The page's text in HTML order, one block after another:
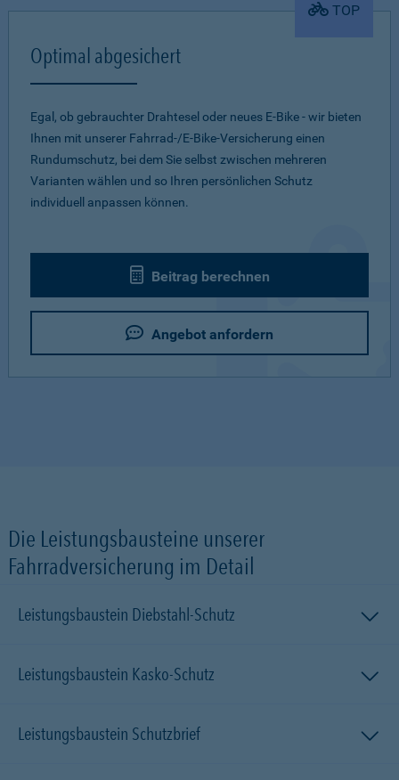
TOP
Optimal abgesichert
Egal, ob gebrauchter Drahtesel oder neues E-Bike - wir bieten
Ihnen mit unserer Fahrrad-/E-Bike-Versicherung einen
Rundumschutz, bei dem Sie selbst zwischen mehreren
Varianten wählen und so Ihren persönlichen Schutz
individuell anpassen können.
Beitrag berechnen
Angebot anfordern
Die Leistungsbausteine unserer
Fahrradversicherung im Detail
Leistungsbaustein Diebstahl-Schutz
Leistungsbaustein Kasko-Schutz
Leistungsbaustein Schutzbrief